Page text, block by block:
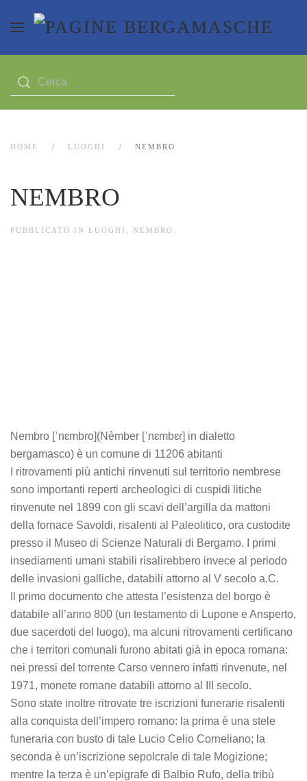
HOME LUOGHI NEMBRO
NEMBRO
PUBBLICATO IN LUOGHI NEMBRO
Nembro [ˈnɛmbɾo](Nèmber [ˈnɛmbɛɾ] in dialetto
bergamasco) è un comune di 11206 abitanti
I ritrovamenti più antichi rinvenuti sul territorio nembrese
sono importanti reperti archeologici di cuspidi litiche
rinvenute nel 1899 con gli scavi dell’argilla da mattoni
della fornace Savoldi, risalenti al Paleolitico, ora custodite
presso il Museo di Scienze Naturali di Bergamo. I primi
insediamenti umani stabili risalirebbero invece al periodo
delle invasioni galliche, databili attorno al V secolo a.C.
Il primo documento che attesta l’esistenza del borgo è
databile all’anno 800 (un testamento di Lupone e Ansperto,
due sacerdoti del luogo), ma alcuni ritrovamenti certificano
che i territori comunali furono abitati già in epoca romana:
nei pressi del torrente Carso vennero infatti rinvenute, nel
1971, monete romane databili attorno al III secolo.
Sono state inoltre ritrovate tre iscrizioni funerarie risalenti
alla conquista dell’impero romano: la prima è una stele
funeraria con busto di tale Lucio Celio Corneliano; la
seconda è un’iscrizione sepolcrale di tale Mogizione;
mentre la terza è un’epigrafe di Balbio Rufo, della tribù